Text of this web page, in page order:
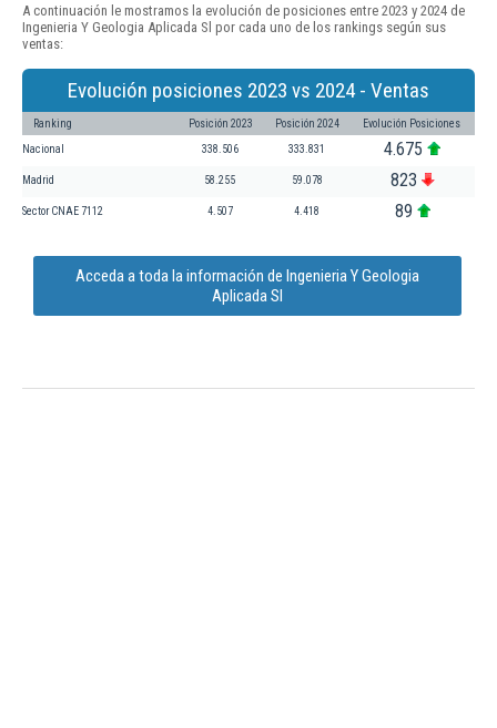
A continuación le mostramos la evolución de posiciones entre 2023 y 2024 de
Ingenieria Y Geologia Aplicada Sl por cada uno de los rankings según sus
ventas:
Evolución posiciones 2023 vs 2024 - Ventas
Ranking Posición 2023 Posición 2024 Evolución Posiciones
Nacional 338.506 333.831 4.675
Madrid 58.255 59.078 823
Sector CNAE 7112 4.507 4.418 89
Acceda a toda la información de Ingenieria Y Geologia
Aplicada Sl